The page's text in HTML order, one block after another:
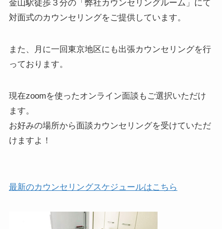
金山駅徒歩３分の「弊社カウンセリングルーム」にて
対面式のカウンセリングをご提供しています。
また、月に一回東京地区にも出張カウンセリングを行
っております。
現在zoomを使ったオンライン面談もご選択いただけ
ます。
お好みの場所から面談カウンセリングを受けていただ
けますよ！
最新のカウンセリングスケジュールはこちら